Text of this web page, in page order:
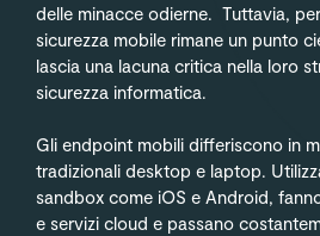
delle minacce odierne. Tuttavia,
sicurezza mobile rimane un punto
lascia una lacuna critica nella loro
sicurezza informatica.
Gli endpoint mobili differiscono in
tradizionali desktop e laptop.
sandbox come iOS e Android,
e servizi cloud e passano